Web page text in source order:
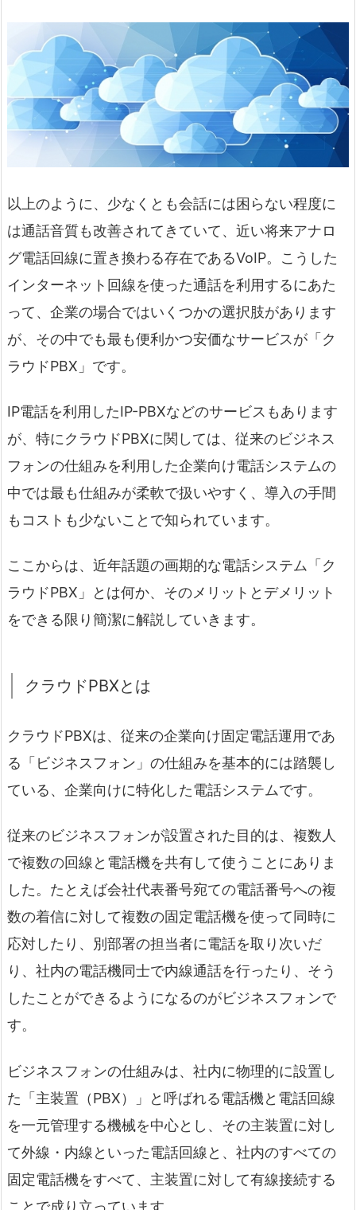
以上のように、少なくとも会話には困らない程度に
は通話音質も改善されてきていて、近い将来アナロ
グ電話回線に置き換わる存在であるVoIP。こうした
インターネット回線を使った通話を利用するにあた
って、企業の場合ではいくつかの選択肢があります
が、その中でも最も便利かつ安価なサービスが「ク
ラウドPBX」です。
IP電話を利用したIP-PBXなどのサービスもあります
が、特にクラウドPBXに関しては、従来のビジネス
フォンの仕組みを利用した企業向け電話システムの
中では最も仕組みが柔軟で扱いやすく、導入の手間
もコストも少ないことで知られています。
ここからは、近年話題の画期的な電話システム「ク
ラウドPBX」とは何か、そのメリットとデメリット
をできる限り簡潔に解説していきます。
クラウドPBXとは
クラウドPBXは、従来の企業向け固定電話運用であ
る「ビジネスフォン」の仕組みを基本的には踏襲し
ている、企業向けに特化した電話システムです。
従来のビジネスフォンが設置された目的は、複数人
で複数の回線と電話機を共有して使うことにありま
した。たとえば会社代表番号宛ての電話番号への複
数の着信に対して複数の固定電話機を使って同時に
応対したり、別部署の担当者に電話を取り次いだ
り、社内の電話機同士で内線通話を行ったり、そう
したことができるようになるのがビジネスフォンで
す。
ビジネスフォンの仕組みは、社内に物理的に設置し
た「主装置（PBX）」と呼ばれる電話機と電話回線
を一元管理する機械を中心とし、その主装置に対し
て外線・内線といった電話回線と、社内のすべての
固定電話機をすべて、主装置に対して有線接続する
ことで成り立っています。